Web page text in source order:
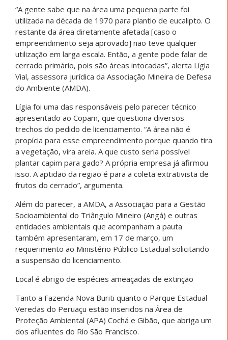
“A gente sabe que na área uma pequena parte foi
utilizada na década de 1970 para plantio de eucalipto. O
restante da área diretamente afetada [caso o
empreendimento seja aprovado] não teve qualquer
utilização em larga escala. Então, a gente pode falar de
cerrado primário, pois são áreas intocadas”, alerta Lígia
Vial, assessora jurídica da Associação Mineira de Defesa
do Ambiente (AMDA).
Lígia foi uma das responsáveis pelo parecer técnico
apresentado ao Copam, que questiona diversos
trechos do pedido de licenciamento. “A área não é
propícia para esse empreendimento porque quando tira
a vegetação, vira areia. A que custo seria possível
plantar capim para gado? A própria empresa já afirmou
isso. A aptidão da região é para a coleta extrativista de
frutos do cerrado”, argumenta.
Além do parecer, a AMDA, a Associação para a Gestão
Socioambiental do Triângulo Mineiro (Angá) e outras
entidades ambientais que acompanham a pauta
também apresentaram, em 17 de março, um
requerimento ao Ministério Público Estadual solicitando
a suspensão do licenciamento.
Local é abrigo de espécies ameaçadas de extinção
Tanto a Fazenda Nova Buriti quanto o Parque Estadual
Veredas do Peruaçu estão inseridos na Área de
Proteção Ambiental (APA) Cochá e Gibão, que abriga um
dos afluentes do Rio São Francisco.